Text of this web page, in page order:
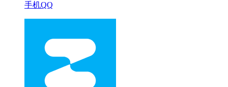
手机QQ